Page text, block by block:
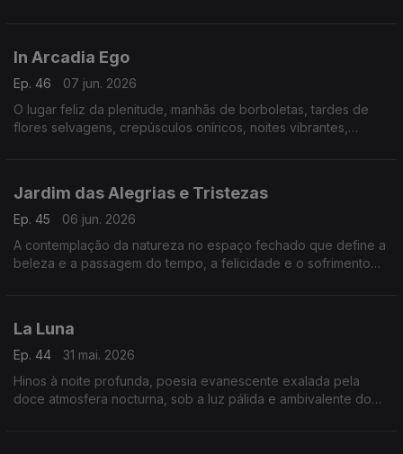
In Arcadia Ego
Ep. 46
07 jun. 2026
O lugar feliz da plenitude, manhãs de borboletas, tardes de
flores selvagens, crepúsculos oníricos, noites vibrantes,
Jardim das Alegrias e Tristezas
Ep. 45
06 jun. 2026
A contemplação da natureza no espaço fechado que define a
beleza e a passagem do tempo, a felicidade e o sofrimento
La Luna
Ep. 44
31 mai. 2026
Hinos à noite profunda, poesia evanescente exalada pela
doce atmosfera nocturna, sob a luz pálida e ambivalente do